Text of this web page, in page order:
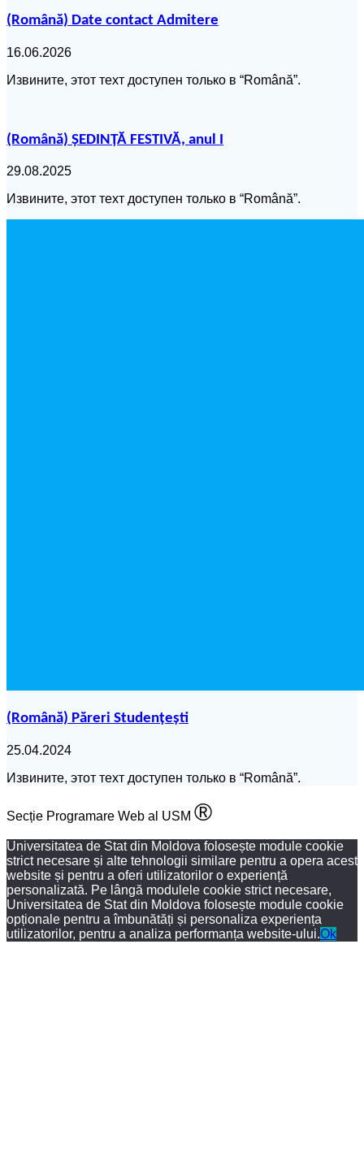
(Română) Date contact Admitere
16.06.2026
Извините, этот техт доступен только в “Română”.
(Română) ȘEDINȚĂ FESTIVĂ, anul I
29.08.2025
Извините, этот техт доступен только в “Română”.
(Română) Păreri Studențești
25.04.2024
Извините, этот техт доступен только в “Română”.
Secție Programare Web al USM ®
Universitatea de Stat din Moldova folosește module cookie
strict necesare și alte tehnologii similare pentru a opera acest
website și pentru a oferi utilizatorilor o experiență
personalizată. Pe lângă modulele cookie strict necesare,
Universitatea de Stat din Moldova folosește module cookie
opționale pentru a îmbunătăți și personaliza experiența
utilizatorilor, pentru a analiza performanța website-ului.Ok